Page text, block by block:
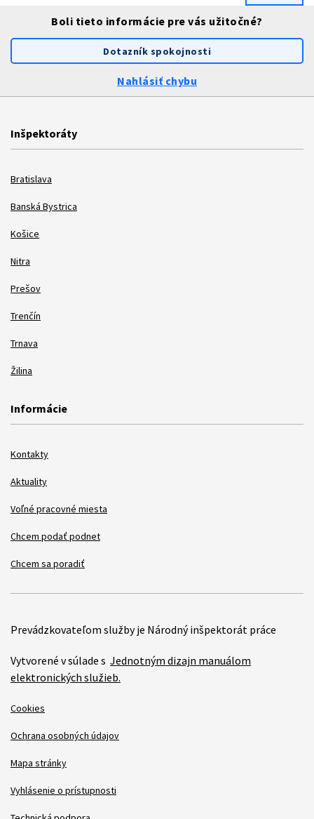
Boli tieto informácie pre vás užitočné?
Dotazník spokojnosti
Nahlásiť chybu
Inšpektoráty
Bratislava
Banská Bystrica
Košice
Nitra
Prešov
Trenčín
Trnava
Žilina
Informácie
Kontakty
Aktuality
Voľné pracovné miesta
Chcem podať podnet
Chcem sa poradiť
Prevádzkovateľom služby je Národný inšpektorát práce
Vytvorené v súlade s Jednotným dizajn manuálom
elektronických služieb.
Cookies
Ochrana osobných údajov
Mapa stránky
Vyhlásenie o prístupnosti